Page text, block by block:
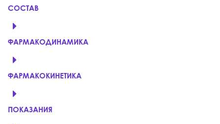
СОСТАВ
ФАРМАКОДИНАМИКА
ФАРМАКОКИНЕТИКА
ПОКАЗАНИЯ